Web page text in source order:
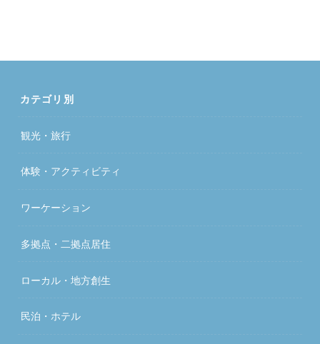
カテゴリ別
観光・旅行
体験・アクティビティ
ワーケーション
多拠点・二拠点居住
ローカル・地方創生
民泊・ホテル